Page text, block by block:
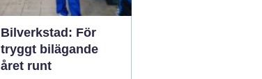
Bilverkstad: För
tryggt bilägande
året runt